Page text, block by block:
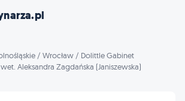
/ Wrocław / Dolittle Gabinet
Aleksandra Zagdańska (Janiszewska)